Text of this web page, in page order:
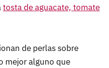
tosta de aguacate, tomate
de perlas sobre
mejor alguno que